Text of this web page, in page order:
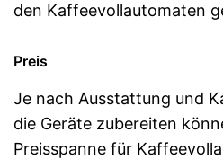
den Kaffeevollautomaten
Preis
Je nach Ausstattung und
die Geräte zubereiten
Preisspanne für